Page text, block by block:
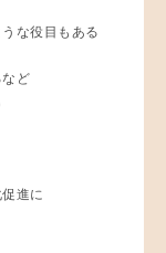
な役目もある
ど
進に